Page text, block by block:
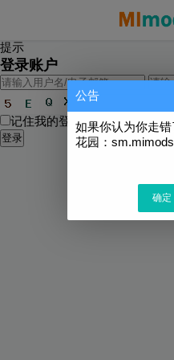
提示
登录账户
记住我的登录状态 忘记密码?
登录
公告
如果你认为你走
花园：
确定